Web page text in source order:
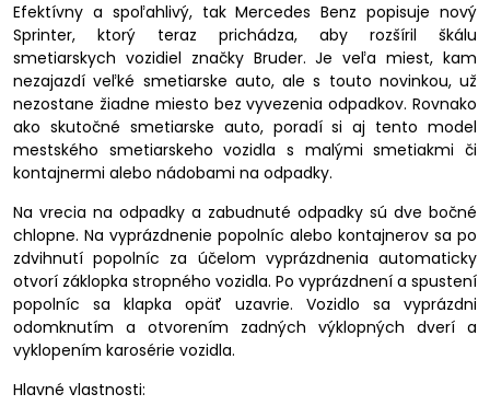
Efektívny a spoľahlivý, tak Mercedes Benz popisuje nový
Sprinter, ktorý teraz prichádza, aby rozšíril škálu
smetiarskych vozidiel značky Bruder. Je veľa miest, kam
nezajazdí veľké smetiarske auto, ale s touto novinkou, už
nezostane žiadne miesto bez vyvezenia odpadkov. Rovnako
ako skutočné smetiarske auto, poradí si aj tento model
mestského smetiarskeho vozidla s malými smetiakmi či
kontajnermi alebo nádobami na odpadky.
Na vrecia na odpadky a zabudnuté odpadky sú dve bočné
chlopne. Na vyprázdnenie popolníc alebo kontajnerov sa po
zdvihnutí popolníc za účelom vyprázdnenia automaticky
otvorí záklopka stropného vozidla. Po vyprázdnení a spustení
popolníc sa klapka opäť uzavrie. Vozidlo sa vyprázdni
odomknutím a otvorením zadných výklopných dverí a
vyklopením karosérie vozidla.
Hlavné vlastnosti: